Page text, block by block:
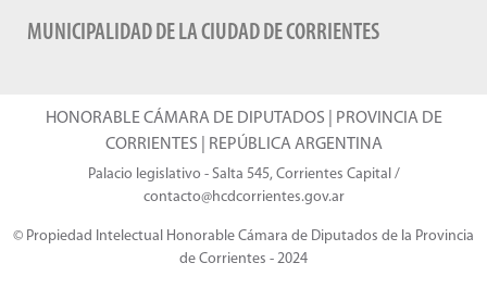
MUNICIPALIDAD DE LA CIUDAD DE CORRIENTES
HONORABLE CÁMARA DE DIPUTADOS | PROVINCIA DE
CORRIENTES | REPÚBLICA ARGENTINA
Palacio legislativo - Salta 545, Corrientes Capital /
contacto@hcdcorrientes.gov.ar
© Propiedad Intelectual Honorable Cámara de Diputados de la Provincia
de Corrientes - 2024